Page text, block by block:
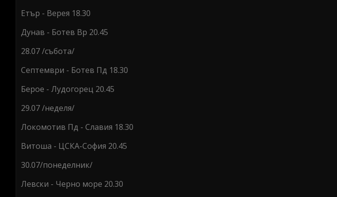
Етър - Верея 18.30
Дунав - Ботев Вр 20.45
28.07 /събота/
Септември - Ботев Пд 18.30
Берое - Лудогорец 20.45
29.07 /неделя/
Локомотив Пд - Славия 18.30
Витоша - ЦСКА-София 20.45
30.07/понеделник/
Левски - Черно море 20.30